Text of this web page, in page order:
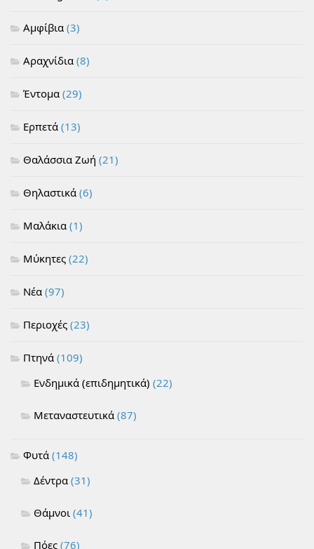
Αμφίβια (3)
Αραχνίδια (8)
Έντομα (29)
Ερπετά (13)
Θαλάσσια Ζωή (21)
Θηλαστικά (6)
Μαλάκια (1)
Μύκητες (22)
Νέα (97)
Περιοχές (23)
Πτηνά (109)
Ενδημικά (επιδημητικά) (22)
Μεταναστευτικά (87)
Φυτά (148)
Δέντρα (31)
Θάμνοι (41)
Πόες (76)